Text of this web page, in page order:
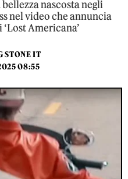
nascosta negli
nel video che annuncia
‘Lost Americana’
STONE IT
08:55